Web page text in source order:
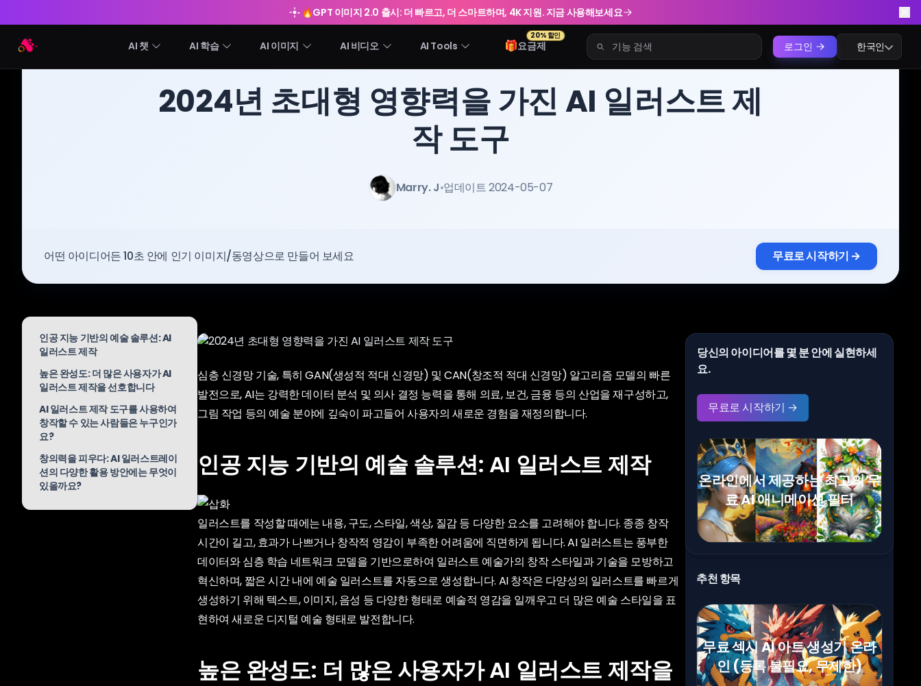
🔥GPT 이미지 2.0 출시: 더 빠르고, 더 스마트하며, 4K 지원. 지금 사용해보세요
AI 챗 AI 학습 AI 이미지 AI 비디오 AI Tools 🎁
20% 할인
요금제 로그인
한국인
2024년 초대형 영향력을 가진 AI 일러스트 제
작 도구
Marry. J•업데이트 2024-05-07
어떤 아이디어든 10초 안에 인기 이미지/동영상으로 만들어 보세요 무료로 시작하기 →
인공 지능 기반의 예술 솔루션: AI
일러스트 제작
높은 완성도: 더 많은 사용자가 AI
일러스트 제작을 선호합니다
AI 일러스트 제작 도구를 사용하여
창작할 수 있는 사람들은 누구인가
요?
창의력을 피우다: AI 일러스트레이
션의 다양한 활용 방안에는 무엇이
있을까요?
심층 신경망 기술, 특히 GAN(생성적 적대 신경망) 및 CAN(창조적 적대 신경망) 알고리즘 모델의 빠른
발전으로, AI는 강력한 데이터 분석 및 의사 결정 능력을 통해 의료, 보건, 금융 등의 산업을 재구성하고,
그림 작업 등의 예술 분야에 깊숙이 파고들어 사용자의 새로운 경험을 재정의합니다.
인공 지능 기반의 예술 솔루션: AI 일러스트 제작
일러스트를 작성할 때에는 내용, 구도, 스타일, 색상, 질감 등 다양한 요소를 고려해야 합니다. 종종 창작
시간이 길고, 효과가 나쁘거나 창작적 영감이 부족한 어려움에 직면하게 됩니다. AI 일러스트는 풍부한
데이터와 심층 학습 네트워크 모델을 기반으로하여 일러스트 예술가의 창작 스타일과 기술을 모방하고
혁신하며, 짧은 시간 내에 예술 일러스트를 자동으로 생성합니다. AI 창작은 다양성의 일러스트를 빠르게
생성하기 위해 텍스트, 이미지, 음성 등 다양한 형태로 예술적 영감을 일깨우고 더 많은 예술 스타일을 표
현하여 새로운 디지털 예술 형태로 발전합니다.
높은 완성도: 더 많은 사용자가 AI 일러스트 제작을
당신의 아이디어를 몇 분 안에 실현하세
요.
무료로 시작하기 →
온라인에서 제공하는 최고의 무
료 AI 애니메이션 필터
추천 항목
무료 섹시 AI 아트 생성기 온라
인 (등록 불필요, 무제한)